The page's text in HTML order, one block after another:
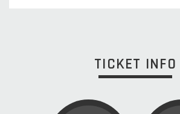
TICKET INFO